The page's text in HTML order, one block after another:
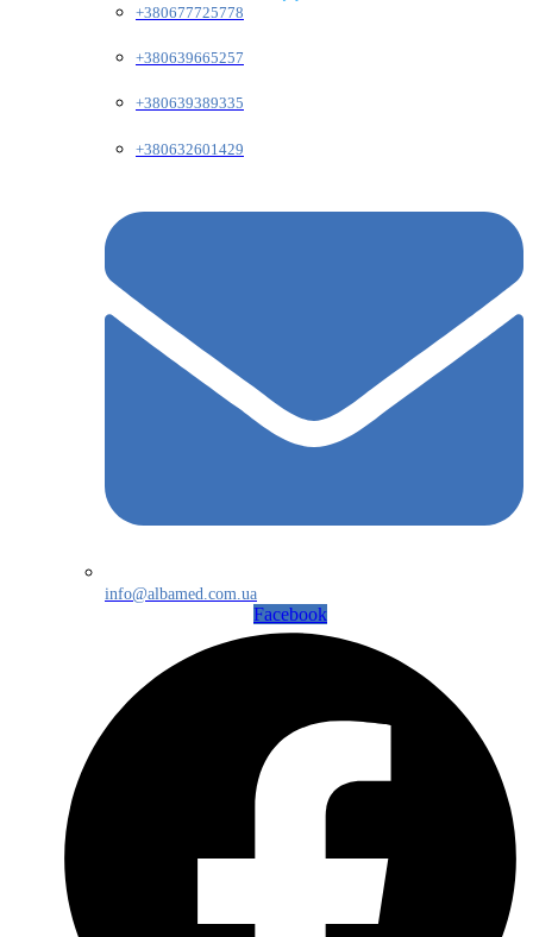
+380677725778
+380639665257
+380639389335
+380632601429
info@albamed.com.ua
Facebook